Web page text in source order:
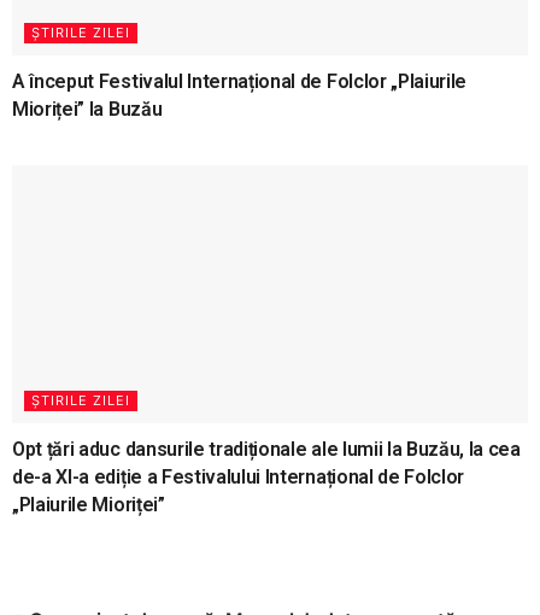
ȘTIRILE ZILEI
A început Festivalul Internațional de Folclor „Plaiurile
Mioriței” la Buzău
ȘTIRILE ZILEI
Opt țări aduc dansurile tradiționale ale lumii la Buzău, la cea
de-a XI-a ediție a Festivalului Internațional de Folclor
„Plaiurile Mioriței”